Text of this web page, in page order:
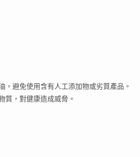
，避免使用含有人工添加物或劣質產品。
質，對健康造成威脅。